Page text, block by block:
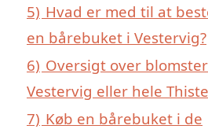
5) Hvad er med til at
en bårebuket i Vestervig?
6) Oversigt over
Vestervig eller hele
7) Køb en bårebuket i de